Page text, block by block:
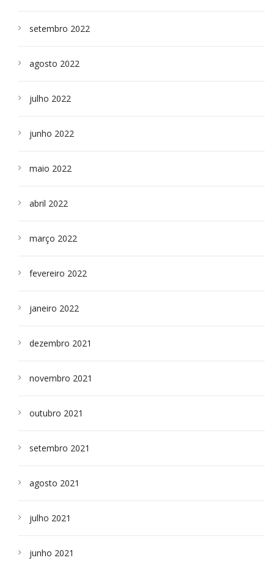
setembro 2022
agosto 2022
julho 2022
junho 2022
maio 2022
abril 2022
março 2022
fevereiro 2022
janeiro 2022
dezembro 2021
novembro 2021
outubro 2021
setembro 2021
agosto 2021
julho 2021
junho 2021